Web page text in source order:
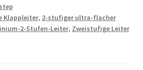
Klappleiter, 2-stufiger ultra-flacher
2-Stufen-Leiter, Zweistufige Leiter